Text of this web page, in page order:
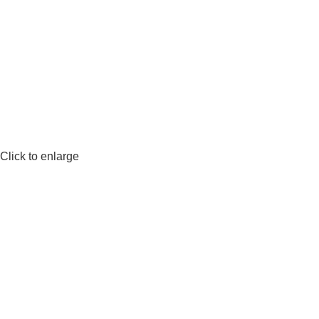
Click to enlarge